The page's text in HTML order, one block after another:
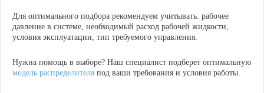
Для оптимального подбора рекомендуем учитывать: рабочее
давление в системе, необходимый расход рабочей жидкости,
условия эксплуатации, тип требуемого управления.
Нужна помощь в выборе? Наш специалист подберет оптимальную
модель распределителя под ваши требования и условия работы.